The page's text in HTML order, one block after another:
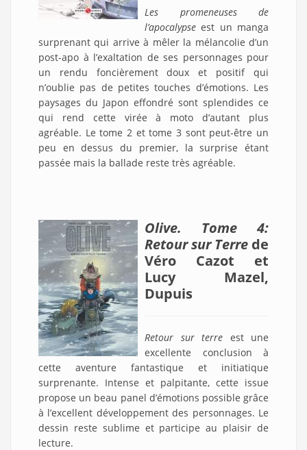
Les promeneuses de
l’apocalypse est un manga
surprenant qui arrive à mêler la mélancolie d’un
post-apo à l’exaltation de ses personnages pour
un rendu foncièrement doux et positif qui
n’oublie pas de petites touches d’émotions. Les
paysages du Japon effondré sont splendides ce
qui rend cette virée à moto d’autant plus
agréable. Le tome 2 et tome 3 sont peut-être un
peu en dessus du premier, la surprise étant
passée mais la ballade reste très agréable.
Olive. Tome 4:
Retour sur Terre de
Véro Cazot et
Lucy Mazel,
Dupuis
Retour sur terre est une
excellente conclusion à
cette aventure fantastique et initiatique
surprenante. Intense et palpitante, cette issue
propose un beau panel d’émotions possible grâce
à l’excellent développement des personnages. Le
dessin reste sublime et participe au plaisir de
lecture.